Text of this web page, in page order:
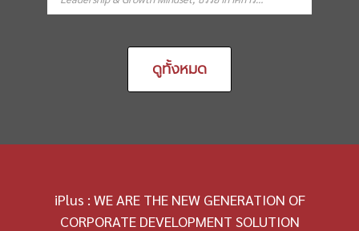
ดูทั้งหมด
iPlus : WE ARE THE NEW GENERATION OF
CORPORATE DEVELOPMENT SOLUTION